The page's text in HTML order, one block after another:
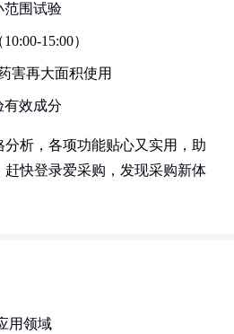
范围试验
15:00）
害再大面积使用
有效成分
析，各项功能贴心又实用，助
快登录爱采购，发现采购新体
用领域